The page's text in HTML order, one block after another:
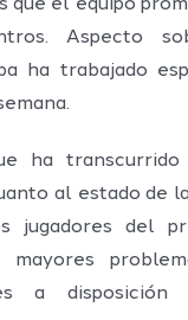
que el equipo
Aspecto
ha trabajado
ha transcurrido
al estado de
jugadores del
mayores
a disposición